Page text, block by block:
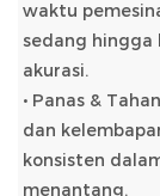
waktu
sedang
akurasi.
• Panas &
dan
konsisten
menantang.